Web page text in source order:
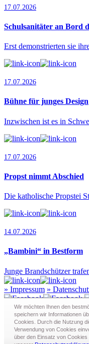
17.07.2026
Schulsanitäter an Bord
Erst demonstrierten sie
17.07.2026
Bühne für junges Design
Inzwischen ist es in
17.07.2026
Propst nimmt Abschied
Die katholische Propstei
14.07.2026
„Bambini“ in Bestform
Junge Brandschützer
» Impressum »
Redaktion · Graf-
Telefon:0385 - 63 83 281
Wir möchten Ihnen den
speichern wir Informationen
Cookies. Durch die Nutzung
Verwendung von Cookies
über den Einsatz von